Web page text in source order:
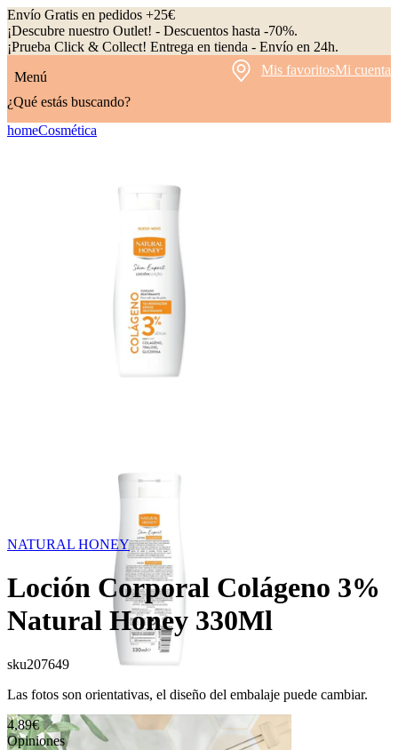
Envío Gratis en pedidos +25€
¡Descubre nuestro Outlet! - Descuentos hasta -70%.
¡Prueba Click & Collect! Entrega en tienda - Envío en 24h.
Menú
Mis favoritosMi cuenta
¿Qué estás buscando?
homeCosmética
NATURAL HONEY
Loción Corporal Colágeno 3%
Natural Honey 330Ml
sku207649
Las fotos son orientativas, el diseño del embalaje puede cambiar.
4,89€
Opiniones